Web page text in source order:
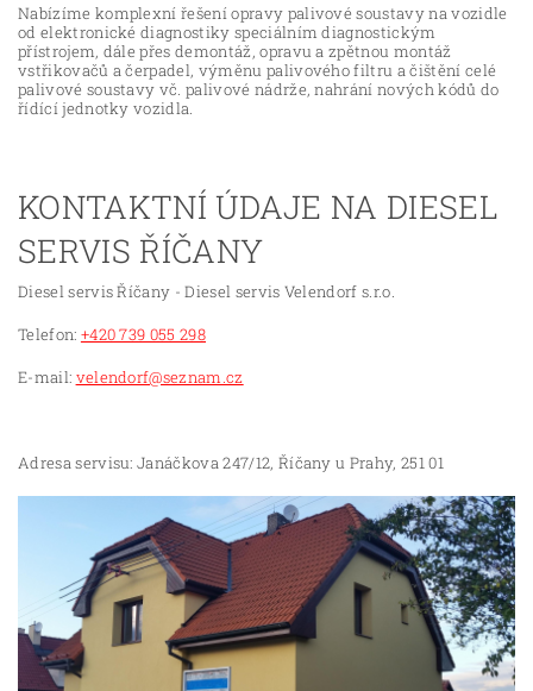
Nabízíme komplexní řešení opravy palivové soustavy na vozidle
od elektronické diagnostiky speciálním diagnostickým
přístrojem, dále přes demontáž, opravu a zpětnou montáž
vstřikovačů a čerpadel, výměnu palivového filtru a čištění celé
palivové soustavy vč. palivové nádrže, nahrání nových kódů do
řídící jednotky vozidla.
KONTAKTNÍ ÚDAJE NA DIESEL
SERVIS ŘÍČANY
Diesel servis Říčany - Diesel servis Velendorf s.r.o.
Telefon: +420 739 055 298
E-mail: velendorf@seznam.cz
Adresa servisu: Janáčkova 247/12, Říčany u Prahy, 251 01